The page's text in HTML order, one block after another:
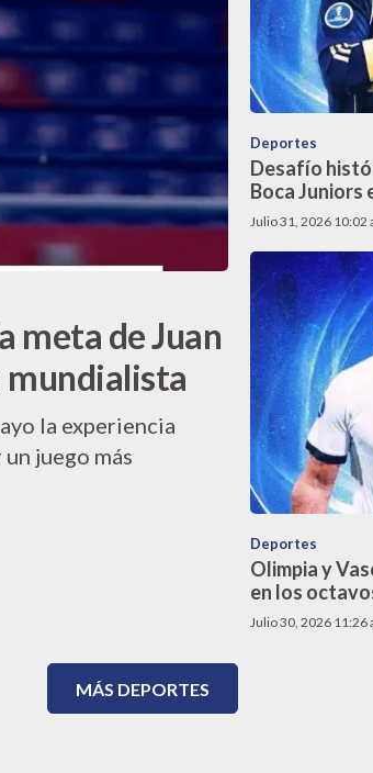
meta de Juan
mundialista
la experiencia
juego más
Deportes
Desafío
Boca Juniors
Julio 31, 2026 10:02
Deportes
Olimpia y
en los
Julio 30, 2026 11:26
MÁS DEPORTES